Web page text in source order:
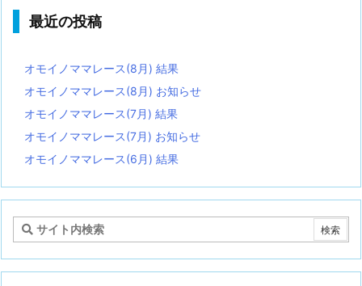
最近の投稿
オモイノママレース(8月) 結果
オモイノママレース(8月) お知らせ
オモイノママレース(7月) 結果
オモイノママレース(7月) お知らせ
オモイノママレース(6月) 結果